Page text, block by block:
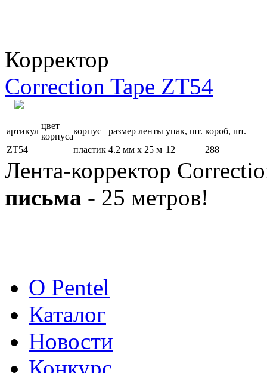
Корректор
Correction Tape ZT54
артикул
цвет
корпуса
корпус размер ленты упак, шт. короб, шт.
ZT54
пластик 4.2 мм х 25 м 12 288
Лента-корректор
письма - 25 метров!
О Pentel
Каталог
Новости
Конкурс